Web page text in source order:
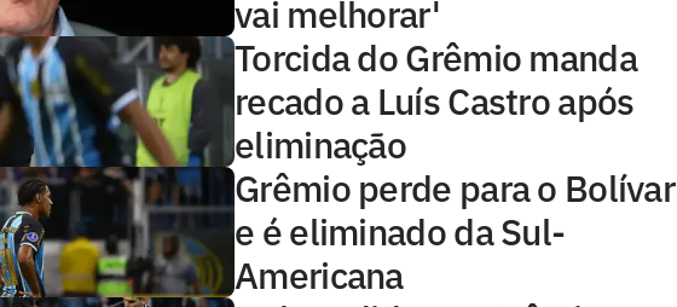
vai melhorar'
Torcida do Grêmio manda
recado a Luís Castro após
eliminação
Grêmio perde para o Bolívar
e é eliminado da Sul-
Americana